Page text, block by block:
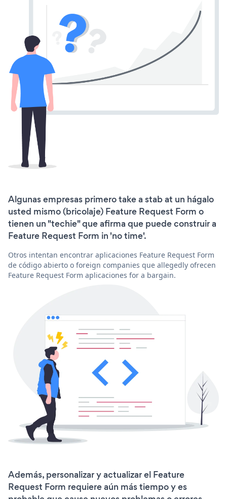
Algunas empresas primero take a stab at un hágalo
usted mismo (bricolaje) Feature Request Form o
tienen un "techie" que afirma que puede construir a
Feature Request Form in 'no time'.
Otros intentan encontrar aplicaciones Feature Request Form
de código abierto o foreign companies que allegedly ofrecen
Feature Request Form aplicaciones for a bargain.
Además, personalizar y actualizar el Feature
Request Form requiere aún más tiempo y es